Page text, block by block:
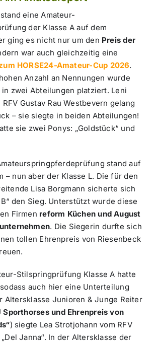
eine Amateur-
der Klasse A auf dem
ging es nicht nur um den Preis der
war auch gleichzeitig eine
HORSE24-Amateur-Cup 2026.
Anzahl an Nennungen wurde
zwei Abteilungen platziert. Leni
RFV Gustav Rau Westbevern gelang
– sie siegte in beiden Abteilungen!
sie zwei Ponys: „Goldstück“ und
stand auf
– nun aber der Klasse L. Die für den
Lisa Borgmann sicherte sich
B“ den Sieg. Unterstützt wurde diese
Firmen reform Küchen und August
. Die Siegerin durfte sich
tollen Ehrenpreis von Riesenbeck
Stilspringprüfung Klasse A hatte
auch hier eine Unterteilung
Altersklasse Junioren & Junge Reiter
Sporthorses und Ehrenpreis von
) siegte Lea Strotjohann vom RFV
Janna“. In der Altersklasse der